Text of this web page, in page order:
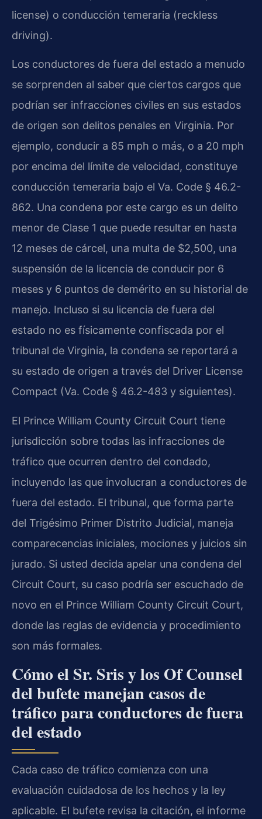
license) o conducción temeraria (reckless
driving).
Los conductores de fuera del estado a menudo
se sorprenden al saber que ciertos cargos que
podrían ser infracciones civiles en sus estados
de origen son delitos penales en Virginia. Por
ejemplo, conducir a 85 mph o más, o a 20 mph
por encima del límite de velocidad, constituye
conducción temeraria bajo el Va. Code § 46.2-
862. Una condena por este cargo es un delito
menor de Clase 1 que puede resultar en hasta
12 meses de cárcel, una multa de $2,500, una
suspensión de la licencia de conducir por 6
meses y 6 puntos de demérito en su historial de
manejo. Incluso si su licencia de fuera del
estado no es físicamente confiscada por el
tribunal de Virginia, la condena se reportará a
su estado de origen a través del Driver License
Compact (Va. Code § 46.2-483 y siguientes).
El Prince William County Circuit Court tiene
jurisdicción sobre todas las infracciones de
tráfico que ocurren dentro del condado,
incluyendo las que involucran a conductores de
fuera del estado. El tribunal, que forma parte
del Trigésimo Primer Distrito Judicial, maneja
comparecencias iniciales, mociones y juicios sin
jurado. Si usted decida apelar una condena del
Circuit Court, su caso podría ser escuchado de
novo en el Prince William County Circuit Court,
donde las reglas de evidencia y procedimiento
son más formales.
Cómo el Sr. Sris y los Of Counsel
del bufete manejan casos de
tráfico para conductores de fuera
del estado
Cada caso de tráfico comienza con una
evaluación cuidadosa de los hechos y la ley
aplicable. El bufete revisa la citación, el informe